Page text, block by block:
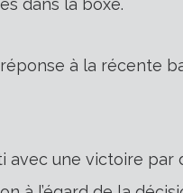
à la récente
avec une victoire